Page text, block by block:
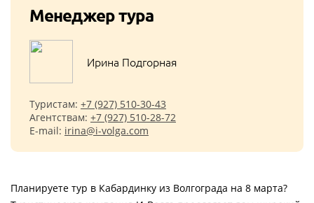
Менеджер тура
Ирина Подгорная
Туристам: +7 (927) 510-30-43
Агентствам: +7 (927) 510-28-72
E-mail: irina@i-volga.com
Планируете тур в Кабардинку из Волгограда на 8 марта?